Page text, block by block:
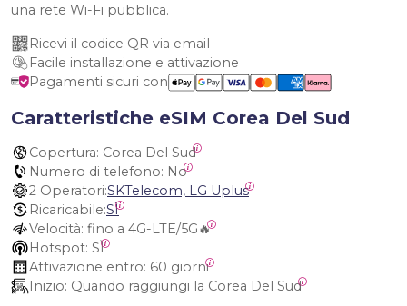
una rete Wi-Fi pubblica.
Ricevi il codice QR via email
Facile installazione e attivazione
Pagamenti sicuri con
Caratteristiche eSIM Corea Del Sud
Copertura: Corea Del Sud
Numero di telefono: No
2 Operatori:SKTelecom, LG Uplus
Ricaricabile:SÌ
Velocità: fino a 4G-LTE/5G🔥
Hotspot: SÌ
Attivazione entro: 60 giorni
Inizio: Quando raggiungi la Corea Del Sud